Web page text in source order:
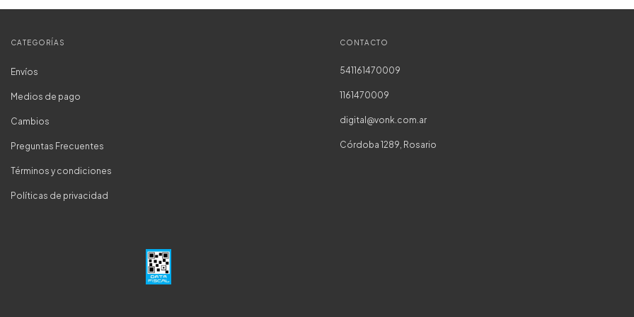
CATEGORÍAS
Envíos
Medios de pago
Cambios
Preguntas Frecuentes
Términos y condiciones
Políticas de privacidad
CONTACTO
541161470009
1161470009
digital@vonk.com.ar
Córdoba 1289, Rosario